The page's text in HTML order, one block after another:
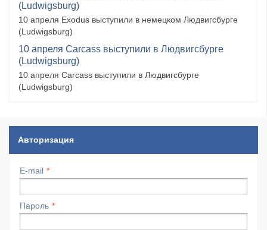
(Ludwigsburg)
10 апреля Exodus выступили в немецком Людвигсбурге
(Ludwigsburg)
10 апреля Carcass выступили в Людвигсбурге
(Ludwigsburg)
10 апреля Carcass выступили в Людвигсбурге
(Ludwigsburg)
Авторизация
E-mail
Пароль